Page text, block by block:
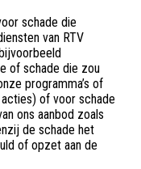
schade die
van RTV
of schade die zou
programma’s of
of voor schade
ons aanbod zoals
de schade het
of opzet aan de